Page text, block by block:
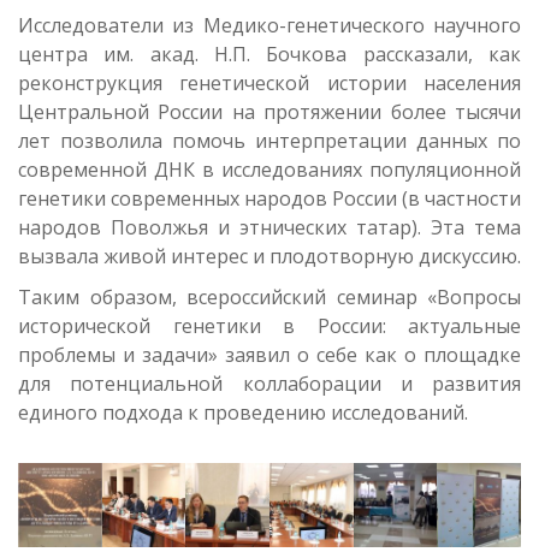
Исследователи из Медико-генетического научного
центра им. акад. Н.П. Бочкова рассказали, как
реконструкция генетической истории населения
Центральной России на протяжении более тысячи
лет позволила помочь интерпретации данных по
современной ДНК в исследованиях популяционной
генетики современных народов России (в частности
народов Поволжья и этнических татар). Эта тема
вызвала живой интерес и плодотворную дискуссию.
Таким образом, всероссийский семинар «Вопросы
исторической генетики в России: актуальные
проблемы и задачи» заявил о себе как о площадке
для потенциальной коллаборации и развития
единого подхода к проведению исследований.